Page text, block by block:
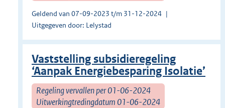
Geldend van 07-09-2023 t/m 31-12-2024
Uitgegeven door: Lelystad
Vaststelling subsidieregeling
‘Aanpak Energiebesparing Isolatie’
Regeling vervallen per 01-06-2024
Uitwerkingtredingdatum 01-06-2024